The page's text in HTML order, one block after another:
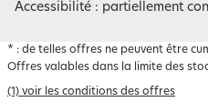
Accessibilité : partiellement
* : de telles offres ne peuvent être
Offres valables dans la limite des
(1) voir les conditions des offres